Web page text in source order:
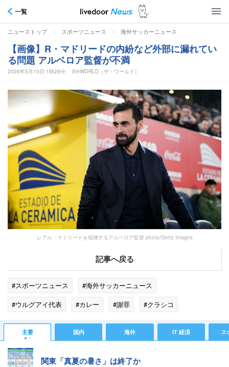
一覧
ニューストップ > スポーツニュース > 海外サッカーニュース
【画像】R・マドリードの内紛など外部に漏れてい
る問題 アルベロア監督が不満
2026年5月10日 1時29分 theWORLD（ザ・ワールド）
レアル・マドリードを指揮するアルベロア監督 photo/Getty Images
記事へ戻る
#スポーツニュース
#海外サッカーニュース
#ウルグアイ代表
#カレー #謝罪
#クラシコ
#ウルグアイ
#乱闘 #フランス代表
#チュア
#フランス
#レアル・マドリード #CIA #阿木燿子
主要 国内 海外 IT 経済 ス
関東「真夏の暑さ」は終了か